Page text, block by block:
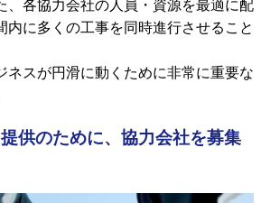
、各協力会社の人員・資源を最適に配
内に多くの工事を同時進行させること
ネスが円滑に動くために非常に重要な
供のために、協力会社を募集